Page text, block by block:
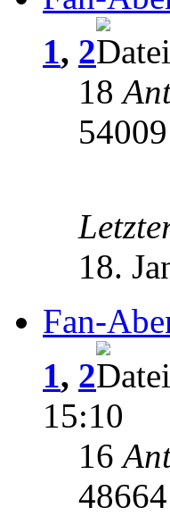
1, 2
18
54009
18.
Fan-
1, 2
15:10
16
48664